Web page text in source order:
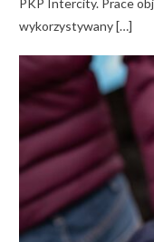
PKP Intercity. Prace
wykorzystywany […]